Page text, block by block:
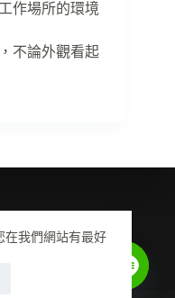
在我們網站有最好
作場所的環境
不論外觀看起
對照表